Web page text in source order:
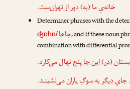
خانه‌یِ ما(به) دور از تهران‌ست.
Determiner phrases with the
ʤɒhɒ/جاها, and if these noun
combination with differential
(در) این جاپنج نهال می‌کارد.
جایِ دیگربه سوگِ یاران می‌نشینـد.